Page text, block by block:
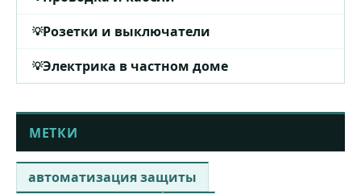
Розетки и выключатели
Электрика в частном доме
МЕТКИ
автоматизация защиты